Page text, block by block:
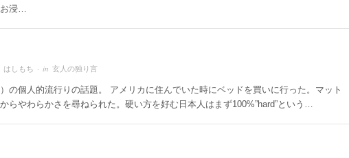
浸…
はしもち · in 玄人の独り言
の個人的流行りの話題。 アメリカに住んでいた時にベッドを買いに行った。マット
らやわらかさを尋ねられた。硬い方を好む日本人はまず100%”hard”という…